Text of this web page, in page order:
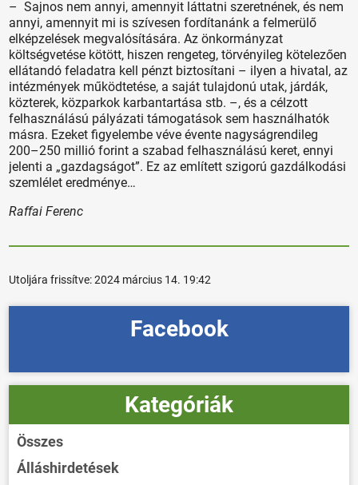
– Sajnos nem annyi, amennyit láttatni szeretnének, és nem
annyi, amennyit mi is szívesen fordítanánk a felmerülő
elképzelések megvalósítására. Az önkormányzat
költségvetése kötött, hiszen rengeteg, törvényileg kötelezően
ellátandó feladatra kell pénzt biztosítani – ilyen a hivatal, az
intézmények működtetése, a saját tulajdonú utak, járdák,
közterek, közparkok karbantartása stb. –, és a célzott
felhasználású pályázati támogatások sem használhatók
másra. Ezeket figyelembe véve évente nagyságrendileg
200–250 millió forint a szabad felhasználású keret, ennyi
jelenti a „gazdagságot”. Ez az említett szigorú gazdálkodási
szemlélet eredménye…
Raffai Ferenc
Utoljára frissítve:2024 március 14. 19:42
Facebook
Kategóriák
Összes
Álláshirdetések